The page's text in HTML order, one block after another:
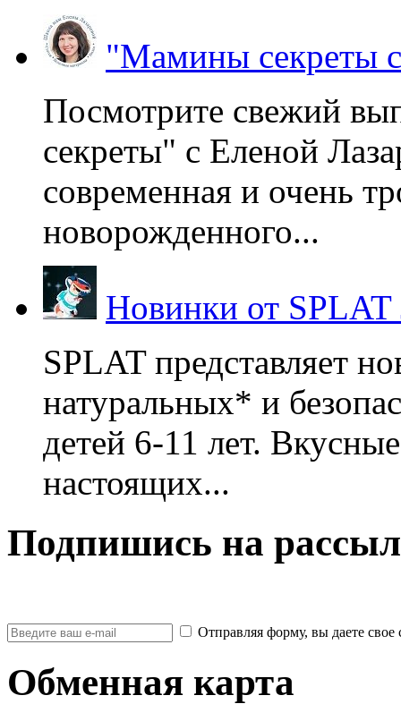
"Мамины секреты
Посмотрите свежий
секреты" с Еленой
современная и очень
новорожденного...
Новинки от
SPLAT представляет
натуральных* и
детей 6-11 лет.
настоящих...
Подпишись на
Отправляя форму, вы даете
Обменная карта